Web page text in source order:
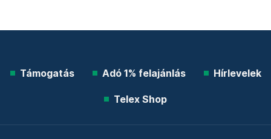
Támogatás Adó 1% felajánlás Hírlevelek
Telex Shop